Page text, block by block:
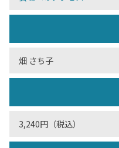
畑 さち子
3,240円（税込）